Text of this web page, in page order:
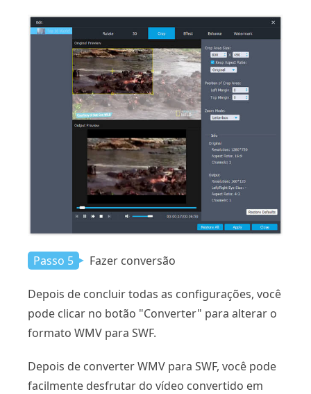
Passo 5 Fazer conversão
Depois de concluir todas as configurações, você
pode clicar no botão "Converter" para alterar o
formato WMV para SWF.
Depois de converter WMV para SWF, você pode
facilmente desfrutar do vídeo convertido em